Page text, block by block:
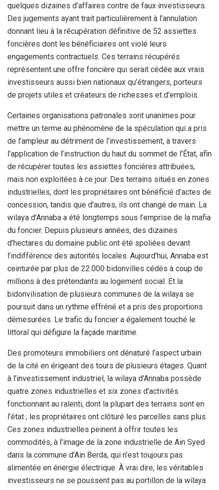
quelques dizaines d’affaires contre de faux investisseurs.
Des jugements ayant trait particulièrement à l’annulation
donnant lieu à la récupération définitive de 52 assiettes
foncières dont les bénéficiaires ont violé leurs
engagements contractuels. Ces terrains récupérés
représentent une offre foncière qui serait cédée aux vrais
investisseurs aussi bien nationaux qu’étrangers, porteurs
de projets utiles et créateurs de richesses et d’emplois.
Certaines organisations patronales sont unanimes pour
mettre un terme au phénomène de la spéculation qui a pris
de l’ampleur au détriment de l’investissement, à travers
l’application de l’instruction du haut du sommet de l’État, afin
de récupérer toutes les assiettes foncières attribuées,
mais non exploitées à ce jour. Des terrains situés en zones
industrielles, dont les propriétaires ont bénéficié d’actes de
concession, tandis que d’autres, ils ont changé de main. La
wilaya d’Annaba a été longtemps sous l’emprise de la mafia
du foncier. Depuis plusieurs années, des dizaines
d’hectares du domaine public ont été spoliées devant
l’indifférence des autorités locales. Aujourd’hui, Annaba est
ceinturée par plus de 22.000 bidonvilles cédés à coup de
millions à des prétendants au logement social. Et la
bidonvilisation de plusieurs communes de la wilaya se
poursuit dans un rythme effréné et a pris des proportions
démesurées. Le trafic du foncier a également touché le
littoral qui défigure la façade maritime.
Des promoteurs immobiliers ont dénaturé l’aspect urbain
de la cité en érigeant des tours de plusieurs étages. Quant
à l’investissement industriel, la wilaya d’Annaba possède
quatre zones industrielles et six zones d’activités
fonctionnant au ralenti, dont la plupart des terrains sont en
l’état ; les propriétaires ont clôturé les parcelles sans plus.
Ces zones industrielles peinent à offrir toutes les
commodités, à l’image de la zone industrielle de Ain Syed
dans la commune d’Ain Berda, qui n’est toujours pas
alimentée en énergie électrique. À vrai dire, les véritables
investisseurs ne se poussent pas au portillon de la wilaya